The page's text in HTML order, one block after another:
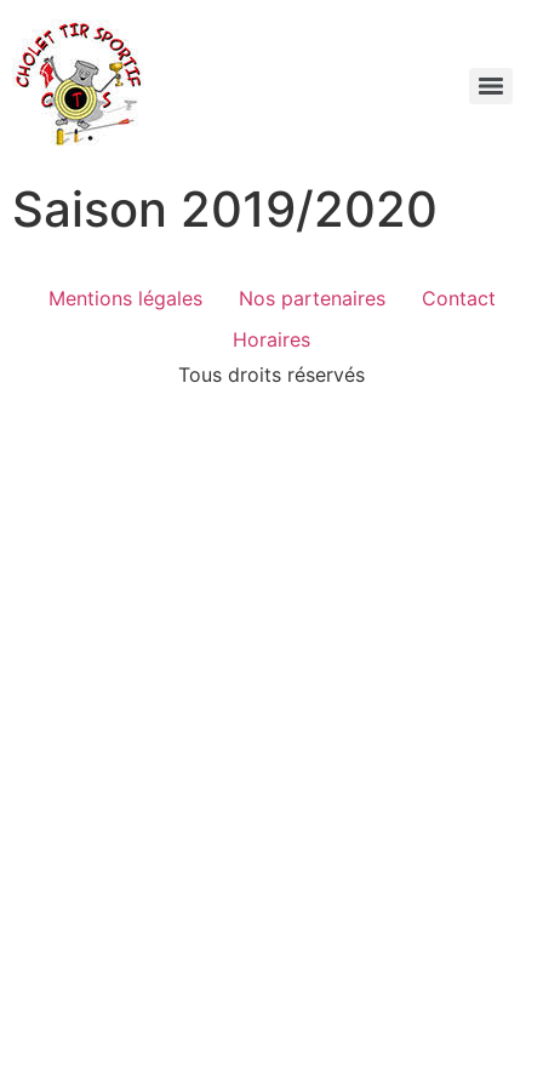
Saison 2019/2020
Mentions légales Nos partenaires
Contact
Horaires
Tous droits réservés